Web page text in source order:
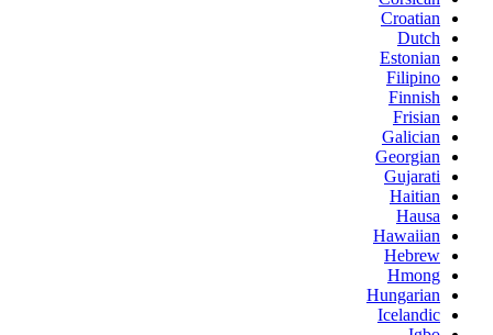
Croatian
Dutch
Estonian
Filipino
Finnish
Frisian
Galician
Georgian
Gujarati
Haitian
Hausa
Hawaiian
Hebrew
Hmong
Hungarian
Icelandic